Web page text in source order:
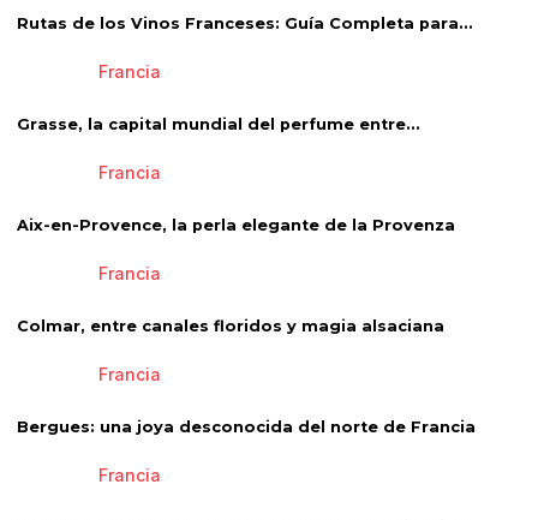
Rutas de los Vinos Franceses: Guía Completa para...
Francia
Grasse, la capital mundial del perfume entre...
Francia
Aix-en-Provence, la perla elegante de la Provenza
Francia
Colmar, entre canales floridos y magia alsaciana
Francia
Bergues: una joya desconocida del norte de Francia
Francia